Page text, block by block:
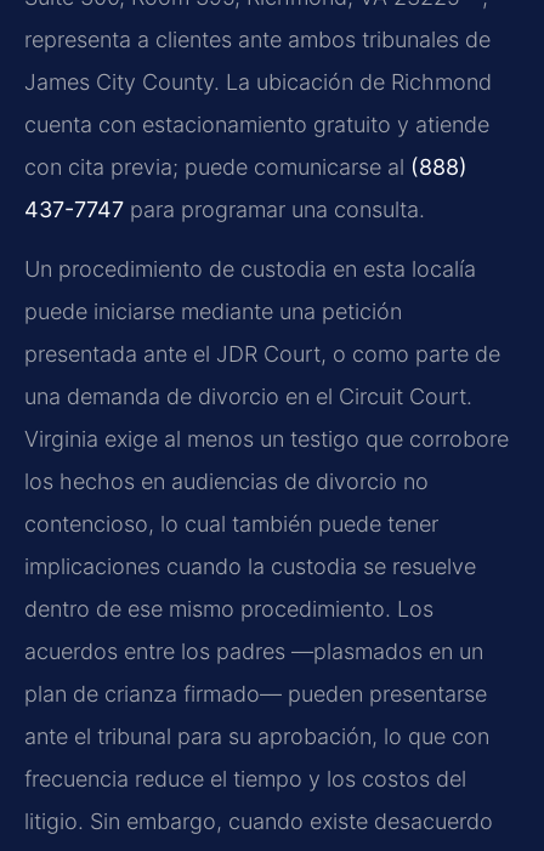
representa a clientes ante ambos tribunales de
James City County. La ubicación de Richmond
cuenta con estacionamiento gratuito y atiende
con cita previa; puede comunicarse al (888)
437-7747 para programar una consulta.
Un procedimiento de custodia en esta localía
puede iniciarse mediante una petición
presentada ante el JDR Court, o como parte de
una demanda de divorcio en el Circuit Court.
Virginia exige al menos un testigo que corrobore
los hechos en audiencias de divorcio no
contencioso, lo cual también puede tener
implicaciones cuando la custodia se resuelve
dentro de ese mismo procedimiento. Los
acuerdos entre los padres —plasmados en un
plan de crianza firmado— pueden presentarse
ante el tribunal para su aprobación, lo que con
frecuencia reduce el tiempo y los costos del
litigio. Sin embargo, cuando existe desacuerdo